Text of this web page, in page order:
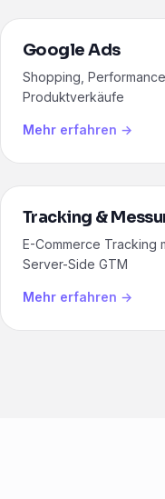
Google Ads
Shopping,
Produktverkäufe
Mehr erfahren →
Tracking &
E-Commerce Tracking
Server-Side GTM
Mehr erfahren →